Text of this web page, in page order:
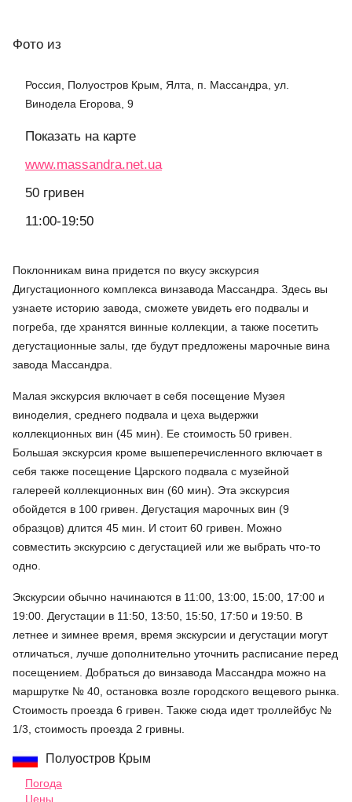
Фото из
Россия, Полуостров Крым, Ялта, п. Массандра, ул.
Винодела Егорова, 9
Показать на карте
www.massandra.net.ua
50 гривен
11:00-19:50
Поклонникам вина придется по вкусу экскурсия
Дигустационного комплекса винзавода Массандра. Здесь вы
узнаете историю завода, сможете увидеть его подвалы и
погреба, где хранятся винные коллекции, а также посетить
дегустационные залы, где будут предложены марочные вина
завода Массандра.
Малая экскурсия включает в себя посещение Музея
виноделия, среднего подвала и цеха выдержки
коллекционных вин (45 мин). Ее стоимость 50 гривен.
Большая экскурсия кроме вышеперечисленного включает в
себя также посещение Царского подвала с музейной
галереей коллекционных вин (60 мин). Эта экскурсия
обойдется в 100 гривен. Дегустация марочных вин (9
образцов) длится 45 мин. И стоит 60 гривен. Можно
совместить экскурсию с дегустацией или же выбрать что-то
одно.
Экскурсии обычно начинаются в 11:00, 13:00, 15:00, 17:00 и
19:00. Дегустации в 11:50, 13:50, 15:50, 17:50 и 19:50. В
летнее и зимнее время, время экскурсии и дегустации могут
отличаться, лучше дополнительно уточнить расписание перед
посещением. Добраться до винзавода Массандра можно на
маршрутке № 40, остановка возле городского вещевого рынка.
Стоимость проезда 6 гривен. Также сюда идет троллейбус №
1/3, стоимость проезда 2 гривны.
Полуостров Крым
Погода
Цены